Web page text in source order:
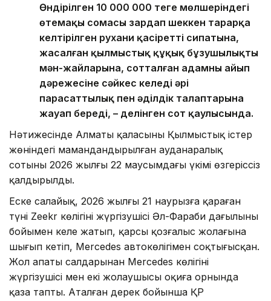
Өндірілген 10 000 000 теңге мөлшеріндегі
өтемақы сомасы зардап шеккен тарарқа
келтірілген рухани қасіреттің сипатына,
жасалған қылмыстық құқық бұзушылықтың
мән-жайларына, сотталған адамның айып
дәрежесіне сәйкес келеді әрі
парасаттылық пен әділдік талаптарына
жауап береді, – делінген сот қаулысында.
Нәтижесінде Алматы қаласының Қылмыстық істер
жөніндегі мамандандырылған ауданаралық
сотының 2026 жылғы 22 маусымдағы үкімі өзгеріссіз
қалдырылды.
Еске салайық, 2026 жылғы 21 наурызға қараған
түні Zeekr көлігінің жүргізушісі Әл-Фараби даңғылының
бойымен келе жатып, қарсы қозғалыс жолағына
шығып кетіп, Mercedes автокөлігімен соқтығысқан.
Жол апаты салдарынан Mercedes көлігінің
жүргізушісі мен екі жолаушысы оқиға орнында
қаза тапты. Аталған дерек бойынша ҚР